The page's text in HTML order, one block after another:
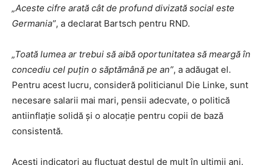
„Aceste cifre arată cât de profund divizată social este
Germania”, a declarat Bartsch pentru RND.
„Toată lumea ar trebui să aibă oportunitatea să meargă în
concediu cel puţin o săptămână pe an”, a adăugat el.
Pentru acest lucru, consideră politicianul Die Linke, sunt
necesare salarii mai mari, pensii adecvate, o politică
antiinflaţie solidă şi o alocaţie pentru copii de bază
consistentă.
Aceşti indicatori au fluctuat destul de mult în ultimii ani.